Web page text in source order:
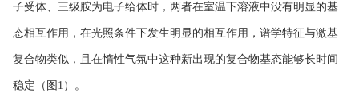
子受体、三级胺为电子给体时，两者在室温下溶液中没有明显的基
态相互作用，在光照条件下发生明显的相互作用，谱学特征与激基
复合物类似，且在惰性气氛中这种新出现的复合物基态能够长时间
稳定（图1）。